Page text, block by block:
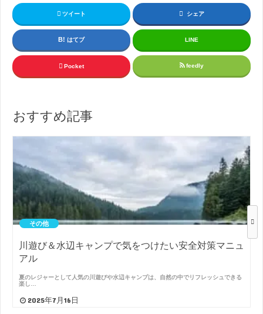
ツイート シェア
はてブ LINE
Pocket feedly
おすすめ記事
その他
川遊び＆水辺キャンプで気をつけたい安全対策マニュ
アル
夏のレジャーとして人気の川遊びや水辺キャンプは、自然の中でリフレッシュできる
楽し…
2025年7月16日